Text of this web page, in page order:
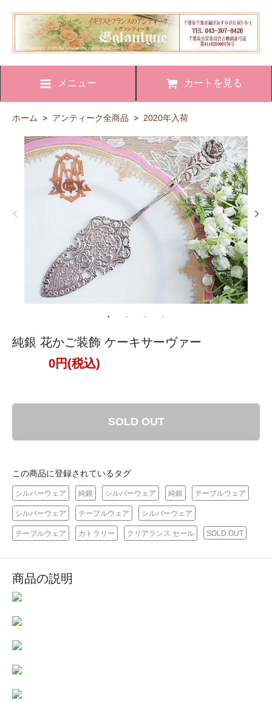
メニュー カートを見る
ホーム > アンティーク全商品 > 2020年入荷
純銀 花かご装飾 ケーキサーヴァー
0円(税込)
SOLD OUT
この商品に登録されているタグ
シルバーウェア 純銀 シルバーウェア 純銀 テーブルウェア
シルバーウェア テーブルウェア シルバーウェア
テーブルウェア カトラリー クリアランス セール SOLD OUT
商品の説明